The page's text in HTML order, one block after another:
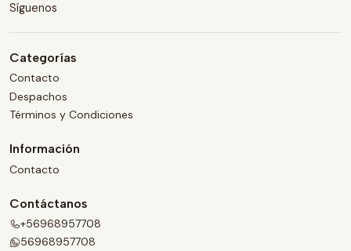
Síguenos
Categorías
Contacto
Despachos
Términos y Condiciones
Información
Contacto
Contáctanos
+56968957708
56968957708